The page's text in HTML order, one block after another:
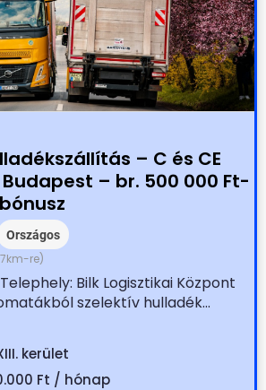
– C és CE
– br. 500 000 Ft-
Országos
re)
Bilk Logisztikai Központ
szelektív hulladék...
kerület
Ft / hónap